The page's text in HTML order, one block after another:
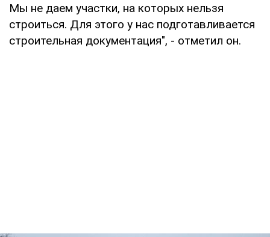
Мы не даем участки, на которых нельзя
строиться. Для этого у нас подготавливается
строительная документация", - отметил он.